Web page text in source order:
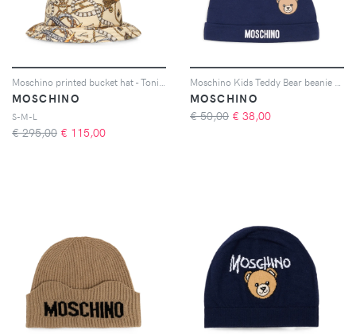
MOSCHINO
S-M-L
€ 295,00 € 115,00
MOSCHINO
€ 50,00 € 38,00